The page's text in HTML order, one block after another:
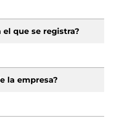
el que se registra?
la empresa?